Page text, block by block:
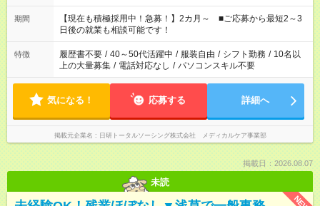
い」 「余裕を持って夕飯の準備がしたい」 「できれば残業はし
たくない」 など、ご希望を教えてくださいね。 ※Wワーク希望
の方へ 今ご覧のお仕事で希望する勤務時間と、もう1つのお仕事
の勤務時間。 合計で週40時間を超える場合は応募できません。
期間
【現在も積極採用中！急募！】2カ月～ ■ご応募から最短2～3
日後の就業も相談可能です！
特徴 履歴書不要 / 40～50代活躍中 / 服装自由 / シフト勤務 / 10名以
上の大量募集 / 電話対応なし / パソコンスキル不要
気になる！ 応募する 詳細へ
掲載元企業名 日研トータルソーシング株式会社 メディカルケア事業部
掲載日：2026.08.07
未読